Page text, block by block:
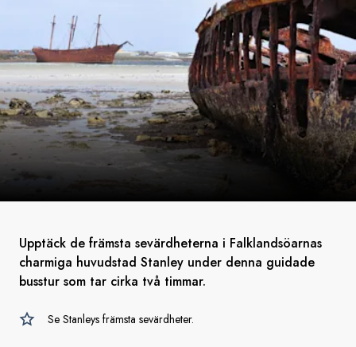
Upptäck de främsta sevärdheterna i Falklandsöarnas
charmiga huvudstad Stanley under denna guidade
busstur som tar cirka två timmar.
Se Stanleys främsta sevärdheter.